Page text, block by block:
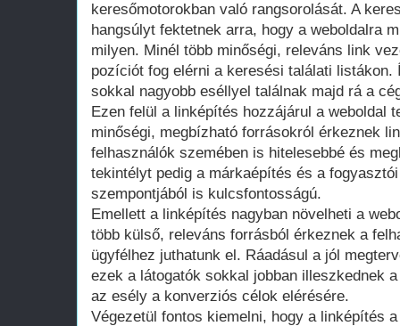
keresőmotorokban való rangsorolását. A
hangsúlyt fektetnek arra, hogy a weboldalra
milyen. Minél több minőségi, releváns link
pozíciót fog elérni a keresési találati listákon.
sokkal nagyobb eséllyel találnak majd rá a
Ezen felül a linképítés hozzájárul a weboldal
minőségi, megbízható forrásokról érkeznek
felhasználók szemében is hitelesebbé és
tekintélyt pedig a márkaépítés és a
szempontjából is kulcsfontosságú.
Emellett a linképítés nagyban növelheti a
több külső, releváns forrásból érkeznek a
ügyfélhez juthatunk el. Ráadásul a jól
ezek a látogatók sokkal jobban illeszkednek
az esély a konverziós célok elérésére.
Végezetül fontos kiemelni, hogy a linképítés